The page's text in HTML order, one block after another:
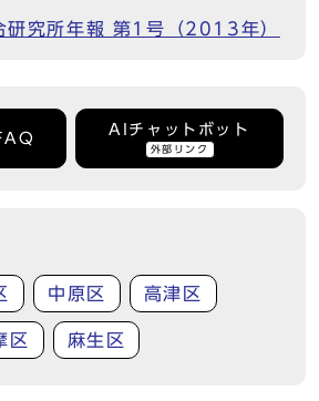
研究所年報 第1号（2013年）
AIチャットボット
外部リンク
中原区 高津区
区 麻生区